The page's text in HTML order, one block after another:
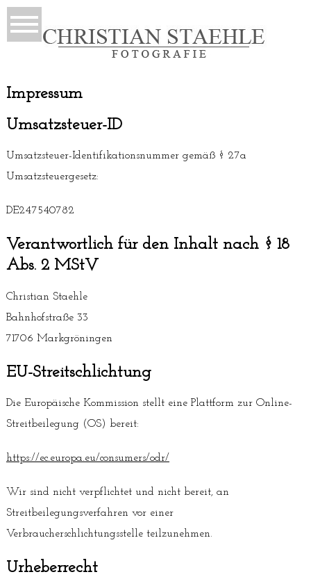
Impressum
Umsatzsteuer-ID
Umsatzsteuer-Identifikationsnummer gemäß § 27a
Umsatzsteuergesetz:
DE247540782
Verantwortlich für den Inhalt nach § 18
Abs. 2 MStV
Christian Staehle
Bahnhofstraße 33
71706 Markgröningen
EU-Streitschlichtung
Die Europäische Kommission stellt eine Plattform zur Online-
Streitbeilegung (OS) bereit:
https://ec.europa.eu/consumers/odr/
Wir sind nicht verpflichtet und nicht bereit, an
Streitbeilegungsverfahren vor einer
Verbraucherschlichtungsstelle teilzunehmen.
Urheberrecht